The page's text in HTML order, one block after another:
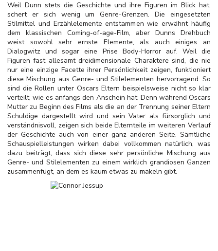
Weil Dunn stets die Geschichte und ihre Figuren im Blick hat,
schert er sich wenig um Genre-Grenzen. Die eingesetzten
Stilmittel und Erzählelemente entstammen wie erwähnt häufig
dem klassischen Coming-of-age-Film, aber Dunns Drehbuch
weist sowohl sehr ernste Elemente, als auch einiges an
Dialogwitz und sogar eine Prise Body-Horror auf. Weil die
Figuren fast allesamt dreidimensionale Charaktere sind, die nie
nur eine einzige Facette ihrer Persönlichkeit zeigen, funktioniert
diese Mischung aus Genre- und Stilelementen hervorragend. So
sind die Rollen unter Oscars Eltern beispielsweise nicht so klar
verteilt, wie es anfangs den Anschein hat. Denn während Oscars
Mutter zu Beginn des Films als die an der Trennung seiner Eltern
Schuldige dargestellt wird und sein Vater als fürsorglich und
verständnisvoll, zeigen sich beide Elternteile im weiteren Verlauf
der Geschichte auch von einer ganz anderen Seite. Sämtliche
Schauspielleistungen wirken dabei vollkommen natürlich, was
dazu beiträgt, dass sich diese sehr persönliche Mischung aus
Genre- und Stilelementen zu einem wirklich grandiosen Ganzen
zusammenfügt, an dem es kaum etwas zu mäkeln gibt.